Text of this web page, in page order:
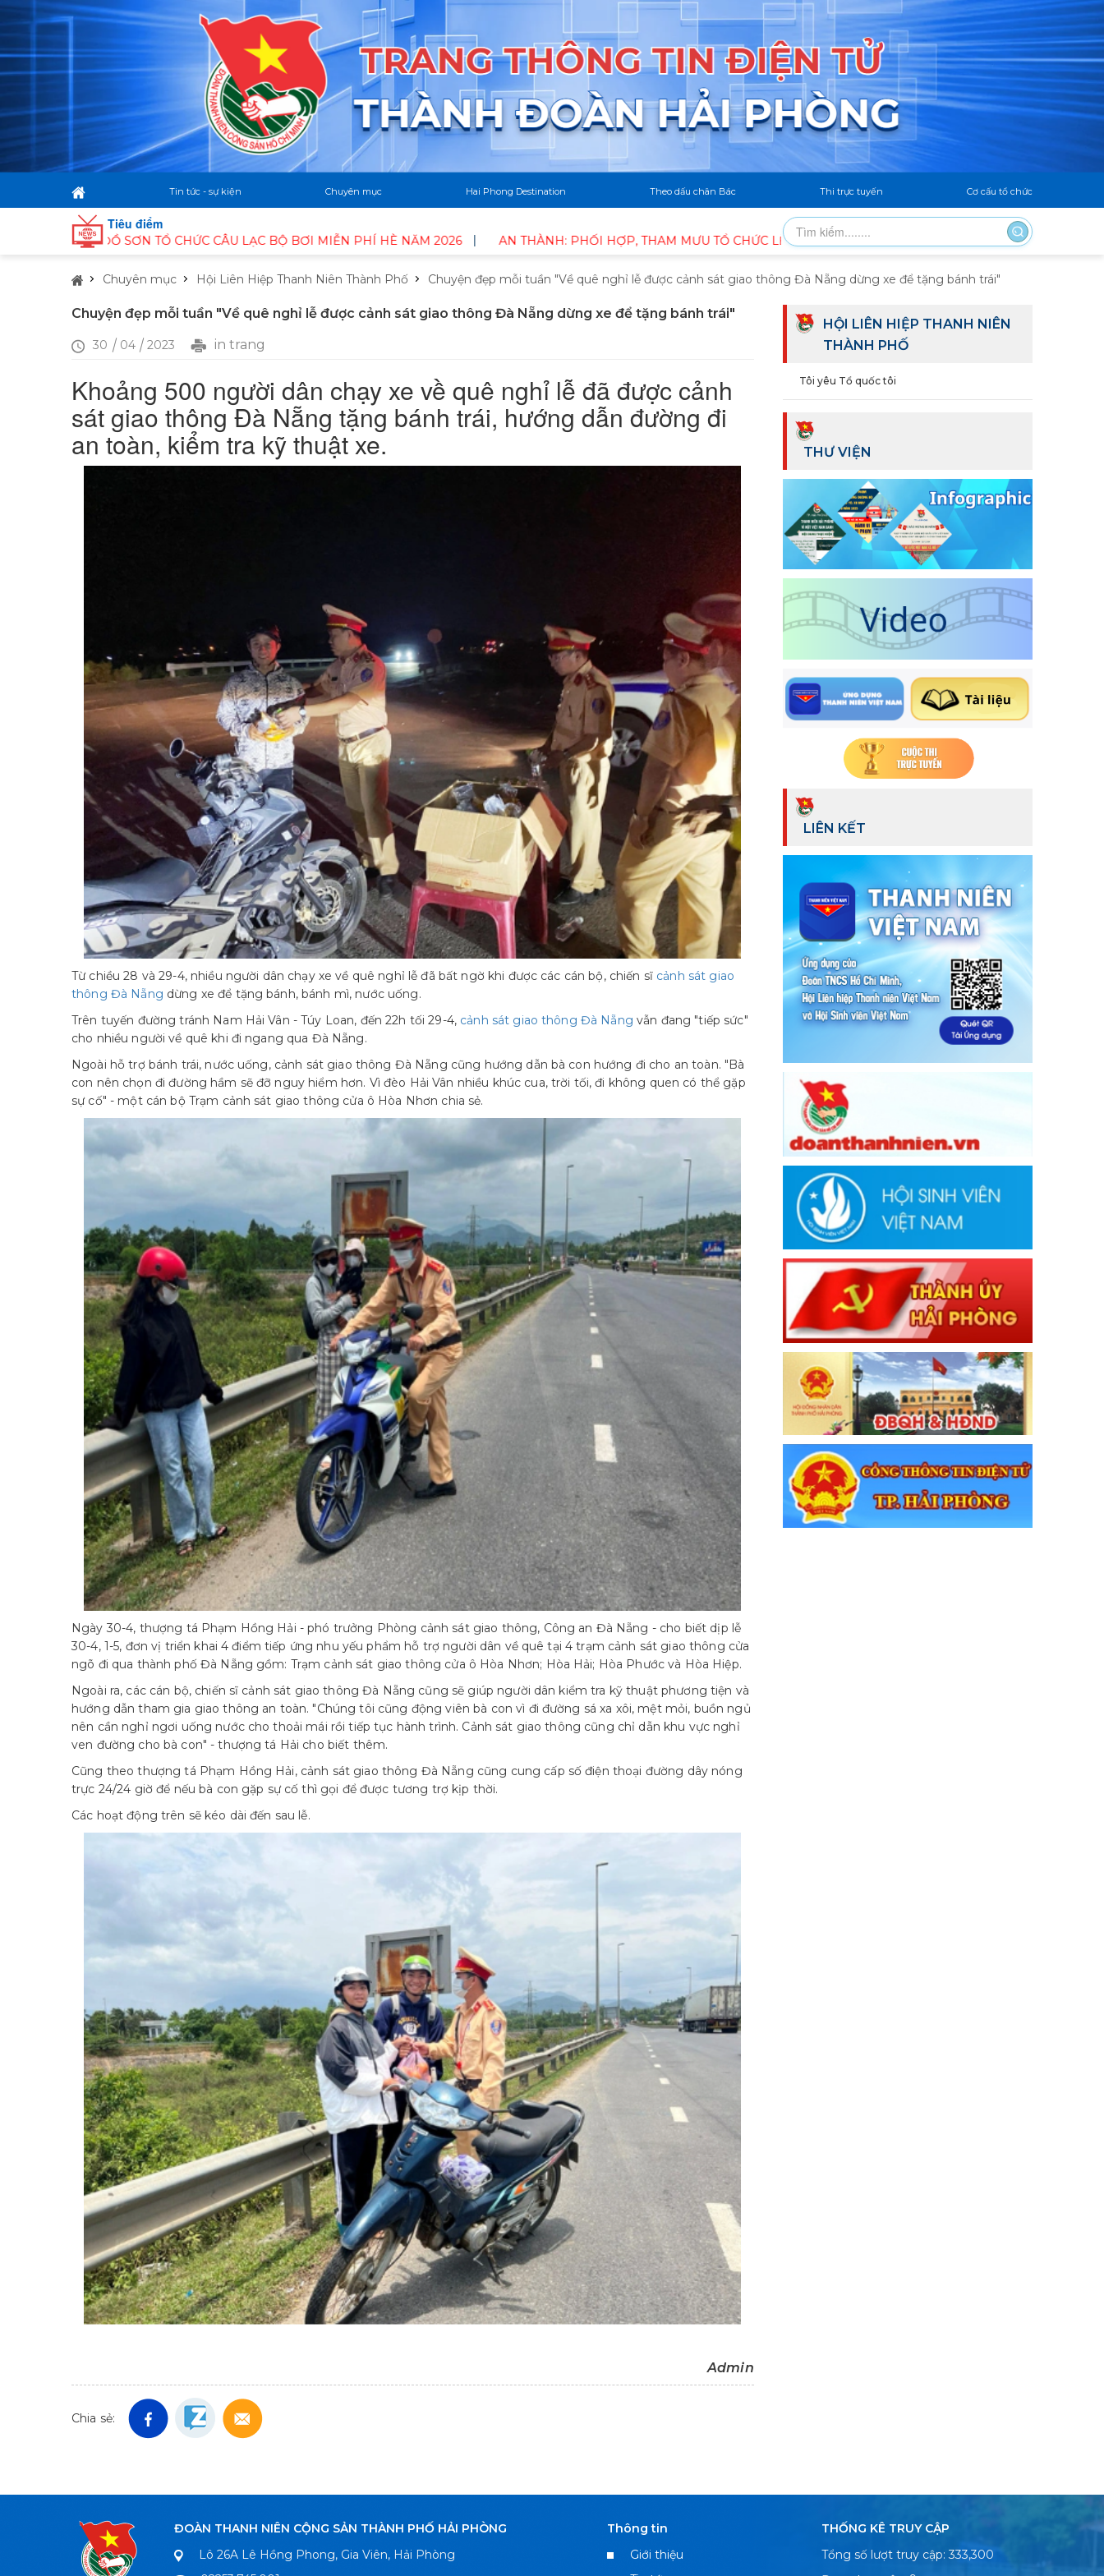
Tin tức - sự kiện Chuyên mục Hai Phong Destination Theo dấu chân Bác Thi trực tuyến Cơ cấu tổ chức
Tiêu điểm
ĐỒ SƠN TỔ CHỨC CÂU LẠC BỘ BƠI MIỄN PHÍ HÈ NĂM 2026 AN THÀNH: PHỐI HỢP, THAM MƯU TỔ CHỨC LỄ DÂNG HƯƠNG, THẮP NẾN TRI ÂN CÁC ANH HÙNG LIỆT SĨ
Chuyên mục Hội Liên Hiệp Thanh Niên Thành Phố Chuyện đẹp mỗi tuần "Về quê nghỉ lễ được cảnh sát giao thông Đà Nẵng dừng xe để tặng bánh trái"
Chuyện đẹp mỗi tuần "Về quê nghỉ lễ được cảnh sát giao thông Đà Nẵng dừng xe để tặng bánh trái"
30 04 2023 in trang
Khoảng 500 người dân chạy xe về quê nghỉ lễ đã được cảnh
sát giao thông Đà Nẵng tặng bánh trái, hướng dẫn đường đi
an toàn, kiểm tra kỹ thuật xe.
Từ chiều 28 và 29-4, nhiều người dân chạy xe về quê nghỉ lễ đã bất ngờ khi được các cán bộ, chiến sĩ cảnh sát giao
thông Đà Nẵng dừng xe để tặng bánh, bánh mì, nước uống.
Trên tuyến đường tránh Nam Hải Vân - Túy Loan, đến 22h tối 29-4, cảnh sát giao thông Đà Nẵng vẫn đang "tiếp sức"
cho nhiều người về quê khi đi ngang qua Đà Nẵng.
Ngoài hỗ trợ bánh trái, nước uống, cảnh sát giao thông Đà Nẵng cũng hướng dẫn bà con hướng đi cho an toàn. "Bà
con nên chọn đi đường hầm sẽ đỡ nguy hiểm hơn. Vì đèo Hải Vân nhiều khúc cua, trời tối, đi không quen có thể gặp
sự cố" - một cán bộ Trạm cảnh sát giao thông cửa ô Hòa Nhơn chia sẻ.
Ngày 30-4, thượng tá Phạm Hồng Hải - phó trưởng Phòng cảnh sát giao thông, Công an Đà Nẵng - cho biết dịp lễ
30-4, 1-5, đơn vị triển khai 4 điểm tiếp ứng nhu yếu phẩm hỗ trợ người dân về quê tại 4 trạm cảnh sát giao thông cửa
ngõ đi qua thành phố Đà Nẵng gồm: Trạm cảnh sát giao thông cửa ô Hòa Nhơn; Hòa Hải; Hòa Phước và Hòa Hiệp.
Ngoài ra, các cán bộ, chiến sĩ cảnh sát giao thông Đà Nẵng cũng sẽ giúp người dân kiểm tra kỹ thuật phương tiện và
hướng dẫn tham gia giao thông an toàn. "Chúng tôi cũng động viên bà con vì đi đường sá xa xôi, mệt mỏi, buồn ngủ
nên cần nghỉ ngơi uống nước cho thoải mái rồi tiếp tục hành trình. Cảnh sát giao thông cũng chỉ dẫn khu vực nghỉ
ven đường cho bà con" - thượng tá Hải cho biết thêm.
Cũng theo thượng tá Phạm Hồng Hải, cảnh sát giao thông Đà Nẵng cũng cung cấp số điện thoại đường dây nóng
trực 24/24 giờ để nếu bà con gặp sự cố thì gọi để được tương trợ kịp thời.
Các hoạt động trên sẽ kéo dài đến sau lễ.
Admin
Chia sẻ:
HỘI LIÊN HIỆP THANH NIÊN
THÀNH PHỐ
Tôi yêu Tổ quốc tôi
THƯ VIỆN
LIÊN KẾT
ĐOÀN THANH NIÊN CỘNG SẢN THÀNH PHỐ HẢI PHÒNG
Lô 26A Lê Hồng Phong, Gia Viên, Hải Phòng
Thông tin
Giới thiệu
THỐNG KÊ TRUY CẬP
Tổng số lượt truy cập: 333,300